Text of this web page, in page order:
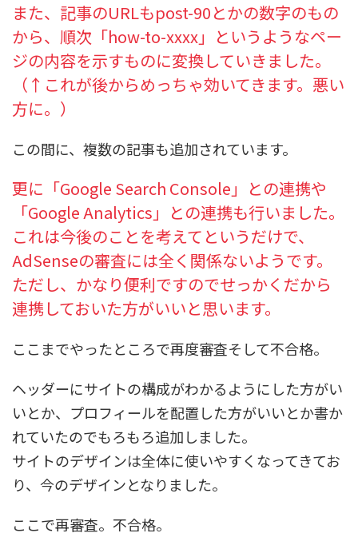
また、記事のURLもpost-90とかの数字のもの
から、順次「how-to-xxxx」というようなペー
ジの内容を示すものに変換していきました。
（↑これが後からめっちゃ効いてきます。悪い
方に。）
この間に、複数の記事も追加されています。
更に「Google Search Console」との連携や
「Google Analytics」との連携も行いました。
これは今後のことを考えてというだけで、
AdSenseの審査には全く関係ないようです。
ただし、かなり便利ですのでせっかくだから
連携しておいた方がいいと思います。
ここまでやったところで再度審査そして不合格。
ヘッダーにサイトの構成がわかるようにした方がい
いとか、プロフィールを配置した方がいいとか書か
れていたのでもろもろ追加しました。
サイトのデザインは全体に使いやすくなってきてお
り、今のデザインとなりました。
ここで再審査。不合格。